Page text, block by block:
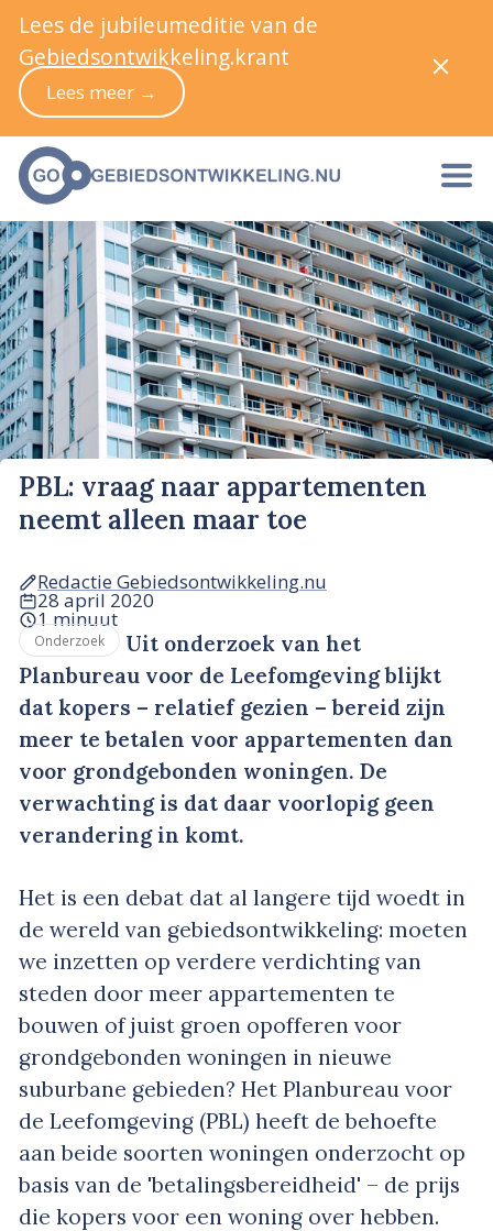
PBL: vraag naar appartementen
neemt alleen maar toe
Redactie Gebiedsontwikkeling.nu
28 april 2020
1 minuut
Onderzoek
Uit onderzoek van het
Planbureau voor de Leefomgeving blijkt
dat kopers – relatief gezien – bereid zijn
meer te betalen voor appartementen dan
voor grondgebonden woningen. De
verwachting is dat daar voorlopig geen
verandering in komt.
Het is een debat dat al langere tijd woedt in
de wereld van gebiedsontwikkeling: moeten
we inzetten op verdere verdichting van
steden door meer appartementen te
bouwen of juist groen opofferen voor
grondgebonden woningen in nieuwe
suburbane gebieden? Het Planbureau voor
de Leefomgeving (PBL) heeft de behoefte
aan beide soorten woningen onderzocht op
basis van de 'betalingsbereidheid' – de prijs
die kopers voor een woning over hebben.
Lees de jubileumeditie van de
Gebiedsontwikkeling.krant
Lees meer →